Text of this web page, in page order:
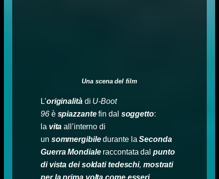
Una scena del film
L’originalità di U-Boot
96è spiazzantefin dal soggetto:
la vita all’interno di
un sommergibiledurante laSeconda
Guerra Mondialeraccontata dal punto
di vista dei soldati tedeschi, mostrati